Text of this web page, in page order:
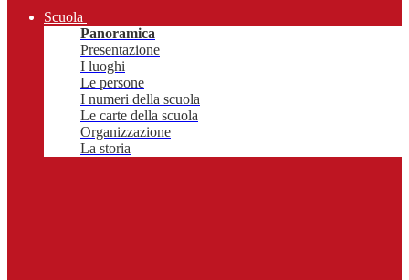
Scuola
Panoramica
Presentazione
I luoghi
Le persone
I numeri della scuola
Le carte della scuola
Organizzazione
La storia